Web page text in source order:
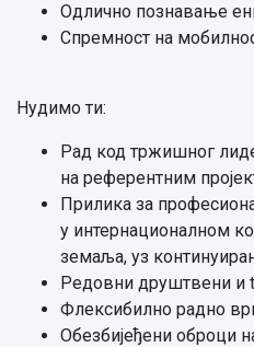
Одлично познавање
Спремност на
Нудимо ти:
Рад код тржишног
на референтним
Прилика за
у интернационалном
земаља, уз
Редовни друштвени и
Флексибилно радно
Обезбијеђени оброци